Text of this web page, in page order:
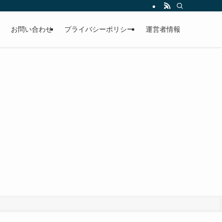
お問い合わせ プライバシーポリシー 運営者情報